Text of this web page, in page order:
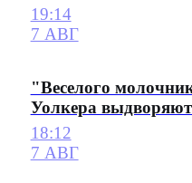
19:14
7 АВГ
"Веселого
Уолкера
18:12
7 АВГ